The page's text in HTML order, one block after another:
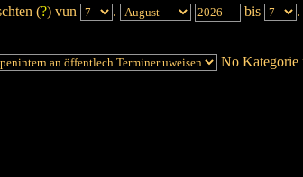
(?) vun . bis .
No Kategorie